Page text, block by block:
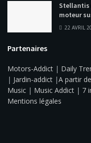
Stellantis
moteur
22 AVRIL
Partenaires
Motors-Addict | Daily
| Jardin-addict |A partir
Music | Music Addict | 7
Mentions légales